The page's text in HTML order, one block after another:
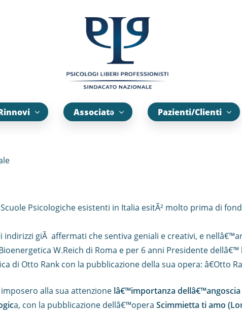
Associatə Pazienti/Clienti
Psicologiche esistenti in Italia esitÃ² molto prima di
giÃ affermati che sentiva geniali e creativi, e
W.Reich di Roma e per 6 anni Presidente
Otto Rank con la pubblicazione della sua opera: â€Otto
alla sua attenzione lâ€™importanza
a, con la pubblicazione dellâ€™opera Scimmietta ti amo